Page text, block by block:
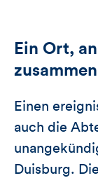
Ein Ort,
Einen
auch die
Duisburg.